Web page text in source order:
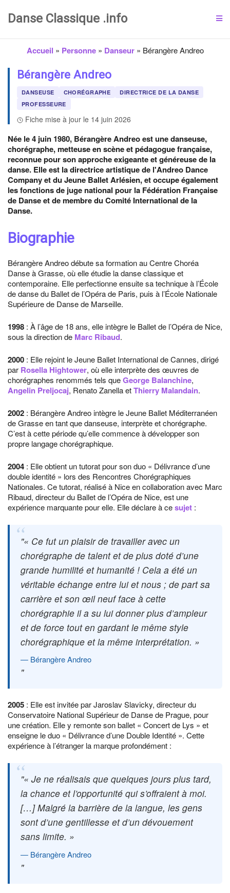
Danse Classique .info
Accueil » Personne» Danseur» Bérangère Andreo
Bérangère Andreo
DANSEUSE CHORÉGRAPHE
DIRECTRICE DE LA DANSE
PROFESSEURE
Fiche mise à jour le 14 juin 2026
Née le 4 juin 1980, Bérangère Andreo est une danseuse,
chorégraphe, metteuse en scène et pédagogue française,
reconnue pour son approche exigeante et généreuse de la
danse. Elle est la directrice artistique de l'Andreo Dance
Company et du Jeune Ballet Arlésien, et occupe également
les fonctions de juge national pour la Fédération Française
de Danse et de membre du Comité International de la
Danse.
Biographie
Bérangère Andreo débute sa formation au Centre Choréa
Danse à Grasse, où elle étudie la danse classique et
contemporaine. Elle perfectionne ensuite sa technique à l’École
de danse du Ballet de l’Opéra de Paris, puis à l’École Nationale
Supérieure de Danse de Marseille.
1998 : À l’âge de 18 ans, elle intègre le Ballet de l’Opéra de Nice,
sous la direction de Marc Ribaud.
2000 : Elle rejoint le Jeune Ballet International de Cannes, dirigé
par Rosella Hightower, où elle interprète des œuvres de
chorégraphes renommés tels queGeorge Balanchine,
Angelin Preljocaj, Renato Zanella etThierry Malandain.
2002 : Bérangère Andreo intègre le Jeune Ballet Méditerranéen
de Grasse en tant que danseuse, interprète et chorégraphe.
C’est à cette période qu’elle commence à développer son
propre langage chorégraphique.
2004 : Elle obtient un tutorat pour son duo « Délivrance d’une
double identité » lors des Rencontres Chorégraphiques
Nationales. Ce tutorat, réalisé à Nice en collaboration avec Marc
Ribaud, directeur du Ballet de l’Opéra de Nice, est une
expérience marquante pour elle. Elle déclare à cesujet :
« Ce fut un plaisir de travailler avec un
chorégraphe de talent et de plus doté d’une
grande humilité et humanité ! Cela a été un
véritable échange entre lui et nous ; de part sa
carrière et son œil neuf face à cette
chorégraphie il a su lui donner plus d’ampleur
et de force tout en gardant le même style
chorégraphique et la même interprétation. »
Bérangère Andreo
2005 : Elle est invitée par Jaroslav Slavicky, directeur du
Conservatoire National Supérieur de Danse de Prague, pour
une création. Elle y remonte son ballet « Concert de Lys » et
enseigne le duo « Délivrance d’une Double Identité ». Cette
expérience à l’étranger la marque profondément :
« Je ne réalisais que quelques jours plus tard,
la chance et l’opportunité qui s’offraient à moi.
[…] Malgré la barrière de la langue, les gens
sont d’une gentillesse et d’un dévouement
sans limite. »
Bérangère Andreo